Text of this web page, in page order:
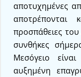
αποτυχημένες
αποτρέπονται
προσπάθειες του
συνθήκες
Μεσόγειο
αυξημένη